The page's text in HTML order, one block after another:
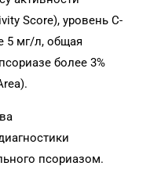
Score), уровень С-
5 мг/л, общая
более 3%
псориазом.